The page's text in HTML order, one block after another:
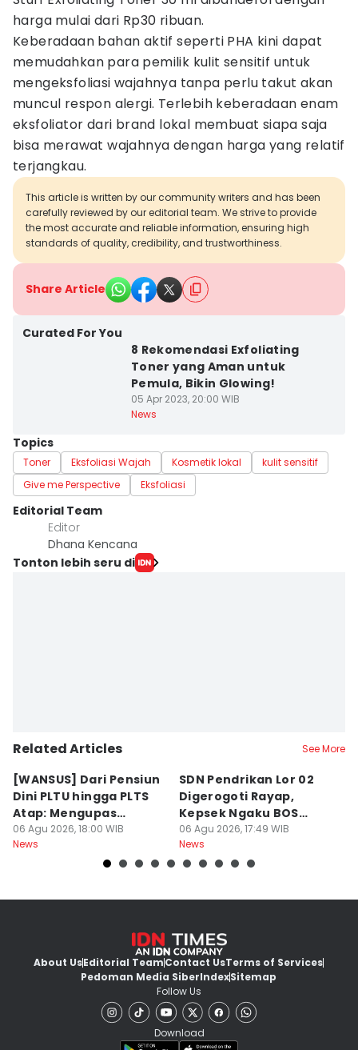
harga mulai dari Rp30 ribuan.
Keberadaan bahan aktif seperti PHA kini dapat
memudahkan para pemilik kulit sensitif untuk
mengeksfoliasi wajahnya tanpa perlu takut akan
muncul respon alergi. Terlebih keberadaan enam
eksfoliator dari brand lokal membuat siapa saja
bisa merawat wajahnya dengan harga yang relatif
terjangkau.
This article is written by our community writers and has been
carefully reviewed by our editorial team. We strive to provide
the most accurate and reliable information, ensuring high
standards of quality, credibility, and trustworthiness.
Share Article
Curated For You
8 Rekomendasi Exfoliating
Toner yang Aman untuk
Pemula, Bikin Glowing!
05 Apr 2023, 20:00 WIB
News
Topics
Toner Eksfoliasi Wajah Kosmetik lokal
kulit sensitif
Give me Perspective
Eksfoliasi
Editorial Team
Editor
Dhana Kencana
Tonton lebih seru di
Related Articles See More
[WANSUS] Dari Pensiun
Dini PLTU hingga PLTS
Atap: Mengupas
Sengkarut Bisnis Energi
di Indonesia
06 Agu 2026, 18:00 WIB
News
SDN Pendrikan Lor 02
Digerogoti Rayap,
Kepsek Ngaku BOS
Cuma Rp54 Juta
06 Agu 2026, 17:49 WIB
News
About UsEditorial TeamContact UsTerms of Services
Pedoman Media SiberIndexSitemap
Follow Us
Download